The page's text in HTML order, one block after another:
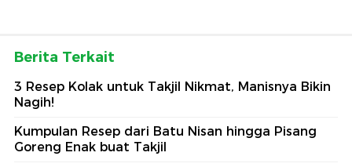
Berita Terkait
3 Resep Kolak untuk Takjil Nikmat, Manisnya Bikin
Nagih!
Kumpulan Resep dari Batu Nisan hingga Pisang
Goreng Enak buat Takjil